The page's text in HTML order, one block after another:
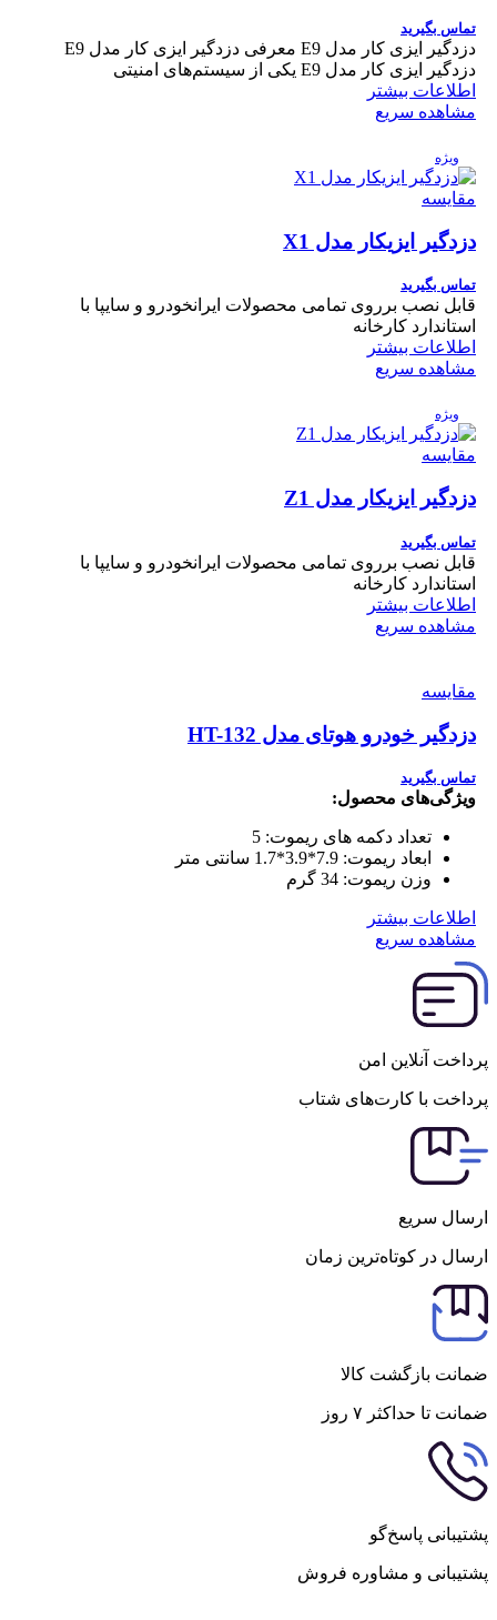
تماس بگیرید
دزدگیر ایزی کار مدل E9 معرفی دزدگیر ایزی کار مدل E9
دزدگیر ایزی کار مدل E9 یکی از سیستم‌های امنیتی
اطلاعات بیشتر
مشاهده سریع
ویژه
مقایسه
دزدگیر ایزیکار مدل X1
تماس بگیرید
قابل نصب برروی تمامی محصولات ایرانخودرو و سایپا با
استاندارد کارخانه
اطلاعات بیشتر
مشاهده سریع
ویژه
مقایسه
دزدگیر ایزیکار مدل Z1
تماس بگیرید
قابل نصب برروی تمامی محصولات ایرانخودرو و سایپا با
استاندارد کارخانه
اطلاعات بیشتر
مشاهده سریع
مقایسه
دزدگیر خودرو هوتای مدل HT-132
تماس بگیرید
ویژگی‌های محصول:
تعداد دکمه های ریموت: 5
ابعاد ریموت: 7.9*3.9*1.7 سانتی متر
وزن ریموت: 34 گرم
اطلاعات بیشتر
مشاهده سریع
پرداخت آنلاین امن
پرداخت با کارت‌های شتاب
ارسال سریع
ارسال در کوتاه‌ترین زمان
ضمانت بازگشت کالا
ضمانت تا حداکثر ۷ روز
پشتیبانی پاسخ‌گو
پشتیبانی و مشاوره فروش